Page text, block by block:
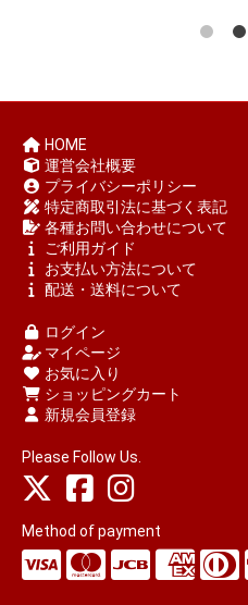
HOME
運営会社概要
プライバシーポリシー
特定商取引法に基づく表記
各種お問い合わせについて
ご利用ガイド
お支払い方法について
配送・送料について
ログイン
マイページ
お気に入り
ショッピングカート
新規会員登録
Please Follow Us.
Method of payment